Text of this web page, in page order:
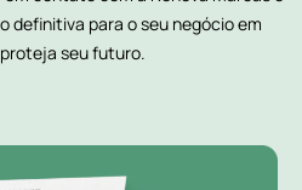
definitiva para o seu negócio em
seu futuro.